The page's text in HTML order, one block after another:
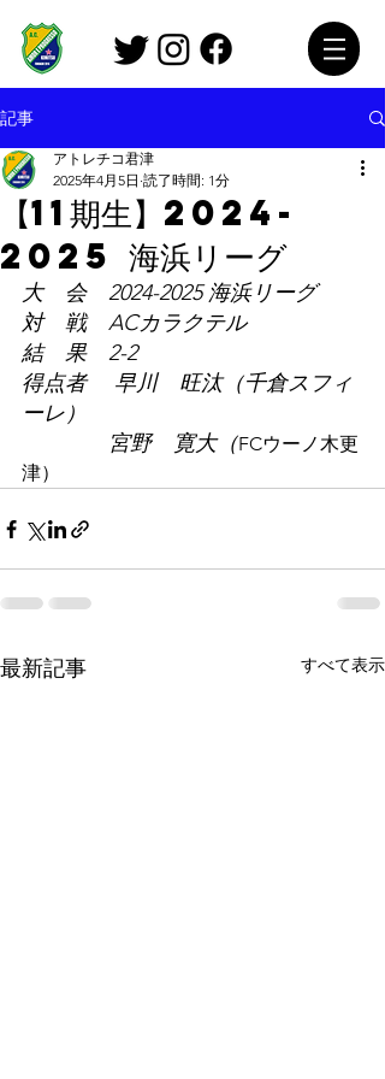
記事
【11期生】2024-
2025 海浜リーグ
アトレチコ君津
2025年4月5日 読了時間: 1分
大　会　2024-2025 海浜リーグ
対　戦　ACカラクテル
結　果　2-2
得点者　 早川　旺汰（千倉スフィ
ーレ）
宮野　寛大（FCウーノ木更
津）
最新記事 すべて表示